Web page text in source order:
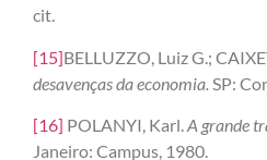
cit.
[15]BELLUZZO, Luiz G.;
desavenças da economia. SP:
[16] POLANYI, Karl.A grande
Janeiro: Campus, 1980.